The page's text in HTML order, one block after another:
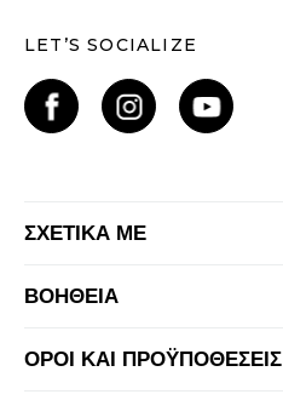
LET’S SOCIALIZE
ΣΧΕΤΙΚΑ ΜΕ
Καταστήματα
ΒΟΗΘΕΙΑ
ΟΡΟΙ ΚΑΙ ΠΡΟΫΠΟΘΕΣΕΙΣ